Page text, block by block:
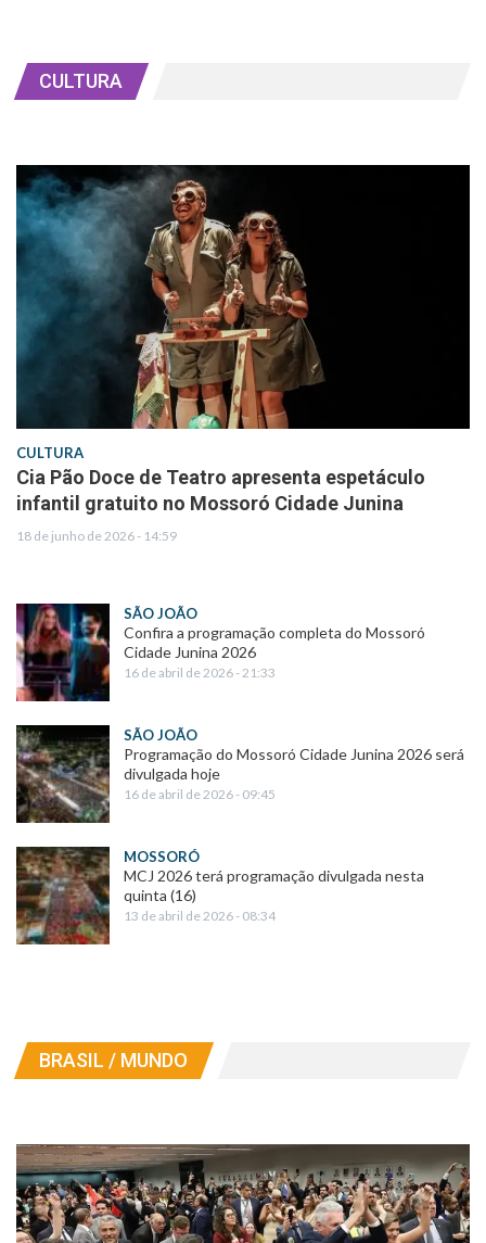
CULTURA
CULTURA
Cia Pão Doce de Teatro apresenta espetáculo
infantil gratuito no Mossoró Cidade Junina
18 de junho de 2026 - 14:59
SÃO JOÃO
Confira a programação completa do Mossoró
Cidade Junina 2026
16 de abril de 2026 - 21:33
SÃO JOÃO
Programação do Mossoró Cidade Junina 2026 será
divulgada hoje
16 de abril de 2026 - 09:45
MOSSORÓ
MCJ 2026 terá programação divulgada nesta
quinta (16)
13 de abril de 2026 - 08:34
BRASIL / MUNDO